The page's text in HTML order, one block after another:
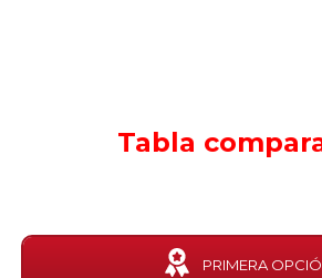
Tabla
PRIMERA